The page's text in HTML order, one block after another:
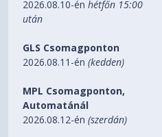
2026.08.10-énhétfőn 15:00
után
GLS Csomagponton
2026.08.11-én(kedden)
MPL Csomagponton,
Automatánál
2026.08.12-én(szerdán)